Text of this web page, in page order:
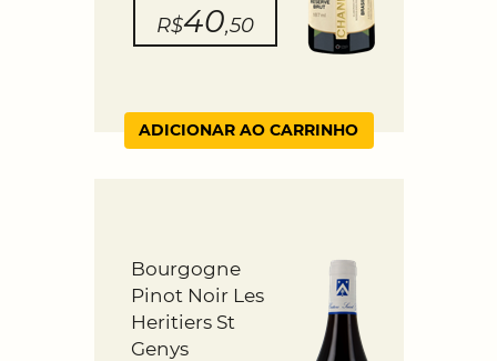
R$40,50
ADICIONAR AO CARRINHO
Bourgogne
Pinot Noir Les
Heritiers St
Genys